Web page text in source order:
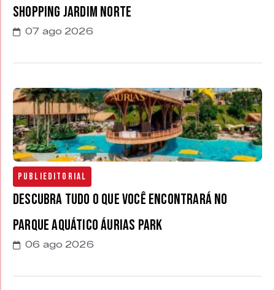
Shopping Jardim Norte
07 ago 2026
Publieditorial
Descubra tudo o que você encontrará no
parque aquático Áurias Park
06 ago 2026